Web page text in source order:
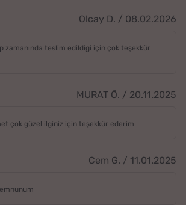
Olcay D. / 08.02.2026
zamanında teslim edildiği için çok teşekkür
MURAT Ö. / 20.11.2025
çok güzel ilginiz için teşekkür ederim
Cem G. / 11.01.2025